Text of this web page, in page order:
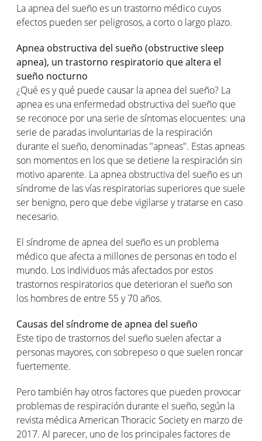
La apnea del sueño es un trastorno médico cuyos
efectos pueden ser peligrosos, a corto o largo plazo.
Apnea obstructiva del sueño (obstructive sleep
apnea), un trastorno respiratorio que altera el
sueño nocturno
¿Qué es y qué puede causar la apnea del sueño? La
apnea es una enfermedad obstructiva del sueño que
se reconoce por una serie de síntomas elocuentes: una
serie de paradas involuntarias de la respiración
durante el sueño, denominadas "apneas". Estas apneas
son momentos en los que se detiene la respiración sin
motivo aparente. La apnea obstructiva del sueño es un
síndrome de las vías respiratorias superiores que suele
ser benigno, pero que debe vigilarse y tratarse en caso
necesario.
El síndrome de apnea del sueño es un problema
médico que afecta a millones de personas en todo el
mundo. Los individuos más afectados por estos
trastornos respiratorios que deterioran el sueño son
los hombres de entre 55 y 70 años.
Causas del síndrome de apnea del sueño
Este tipo de trastornos del sueño suelen afectar a
personas mayores, con sobrepeso o que suelen roncar
fuertemente.
Pero también hay otros factores que pueden provocar
problemas de respiración durante el sueño, según la
revista médica American Thoracic Society en marzo de
2017. Al parecer, uno de los principales factores de